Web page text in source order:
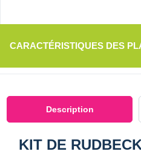
CARACTÉRISTIQUES DES
Description
KIT DE